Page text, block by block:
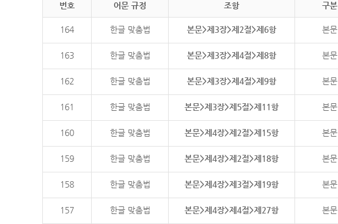
번호 어문 규정 조항 구분
164 한글 맞춤법 본문>제3장>제2절>제6항 본문
163 한글 맞춤법 본문>제3장>제4절>제8항 본문
162 한글 맞춤법 본문>제3장>제4절>제9항 본문
161 한글 맞춤법 본문>제3장>제5절>제11항 본문
160 한글 맞춤법 본문>제4장>제2절>제15항 본문
159 한글 맞춤법 본문>제4장>제2절>제18항 본문
158 한글 맞춤법 본문>제4장>제3절>제19항 본문
157 한글 맞춤법 본문>제4장>제4절>제27항 본문